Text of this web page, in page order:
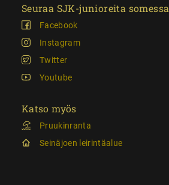
Seuraa SJK-junioreita somessa
Facebook
Instagram
Twitter
Youtube
Katso myös
Pruukinranta
Seinäjoen leirintäalue